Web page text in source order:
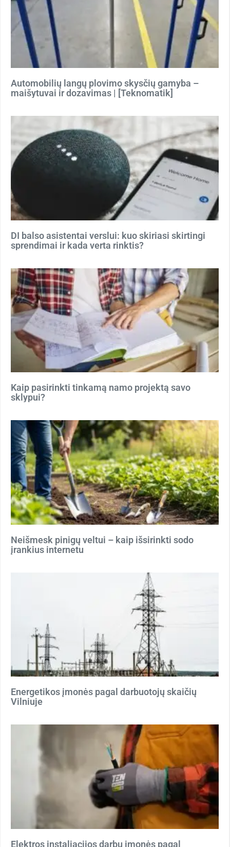
Automobilių langų plovimo skysčių gamyba –
maišytuvai ir dozavimas | [Teknomatik]
DI balso asistentai verslui: kuo skiriasi skirtingi
sprendimai ir kada verta rinktis?
Kaip pasirinkti tinkamą namo projektą savo
sklypui?
Neišmesk pinigų veltui – kaip išsirinkti sodo
įrankius internetu
Energetikos įmonės pagal darbuotojų skaičių
Vilniuje
Elektros instaliacijos darbų įmonės pagal